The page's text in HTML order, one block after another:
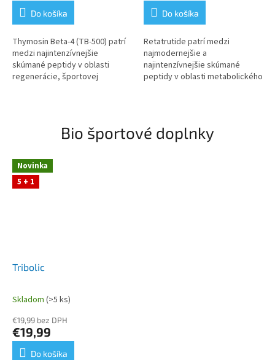
Do košíka
Thymosin Beta‑4 (TB‑500) patrí
medzi najintenzívnejšie
skúmané peptidy v oblasti
regenerácie, športovej
Do košíka
Retatrutide patrí medzi
najmodernejšie a
najintenzívnejšie skúmané
peptidy v oblasti metabolického
Bio športové doplnky
Novinka
5 + 1
Tribolic
Priemerné
produktu
je
5,0
Skladom (>5 ks)
€19,99 bez DPH
€19,99
Do košíka